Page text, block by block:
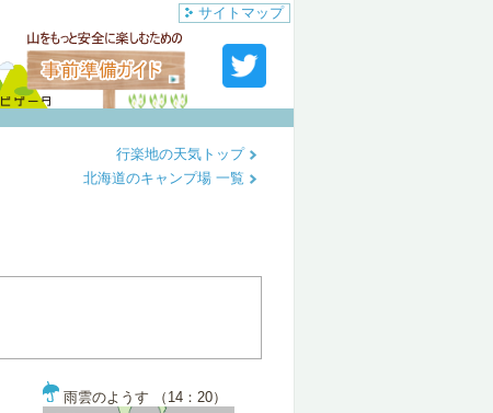
サイトマップ
行楽地の天気トップ
北海道のキャンプ場 一覧
雨雲のようす （14：20）